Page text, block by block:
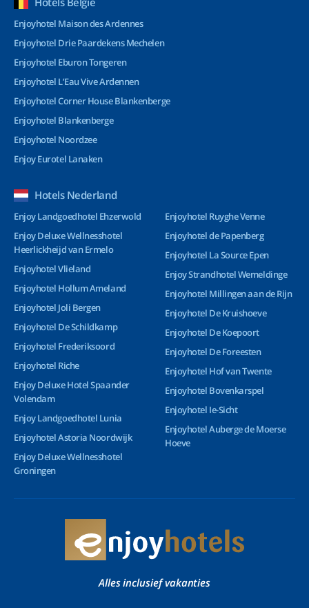
Enjoyhotel Maison des Ardennes
Enjoyhotel Drie Paardekens Mechelen
Enjoyhotel Eburon Tongeren
Enjoyhotel L’Eau Vive Ardennen
Enjoyhotel Corner House Blankenberge
Enjoyhotel Blankenberge
Enjoyhotel Noordzee
Enjoy Eurotel Lanaken
Hotels Nederland
Enjoy Landgoedhotel Ehzerwold
Enjoy Deluxe Wellnesshotel
Heerlickheijd van Ermelo
Enjoyhotel Vlieland
Enjoyhotel Hollum Ameland
Enjoyhotel Joli Bergen
Enjoyhotel De Schildkamp
Enjoyhotel Frederiksoord
Enjoyhotel Riche
Enjoy Deluxe Hotel Spaander
Volendam
Enjoy Landgoedhotel Lunia
Enjoyhotel Astoria Noordwijk
Enjoy Deluxe Wellnesshotel
Groningen
Enjoyhotel Ruyghe Venne
Enjoyhotel de Papenberg
Enjoyhotel La Source Epen
Enjoy Strandhotel Wemeldinge
Enjoyhotel Millingen aan de Rijn
Enjoyhotel De Kruishoeve
Enjoyhotel De Koepoort
Enjoyhotel De Foreesten
Enjoyhotel Hof van Twente
Enjoyhotel Bovenkarspel
Enjoyhotel Ie-Sicht
Enjoyhotel Auberge de Moerse
Hoeve
Alles inclusief vakanties